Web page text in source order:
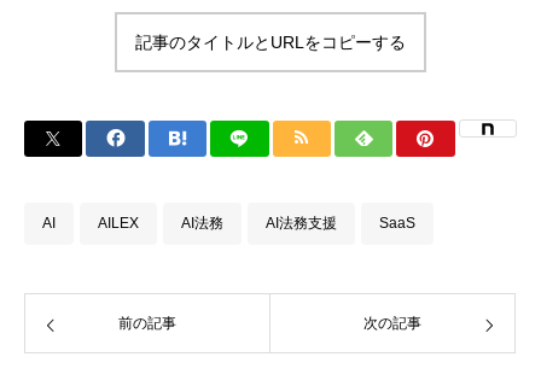
記事のタイトルとURLをコピーする
AI AILEX AI法務 AI法務支援 SaaS
前の記事 次の記事